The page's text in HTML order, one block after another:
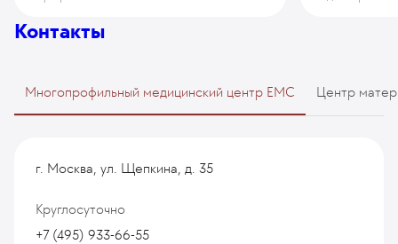
Контакты
Многопрофильный медицинский центр EMC Центр
г. Москва, ул. Щепкина, д. 35
Круглосуточно
+7 (495) 933-66-55